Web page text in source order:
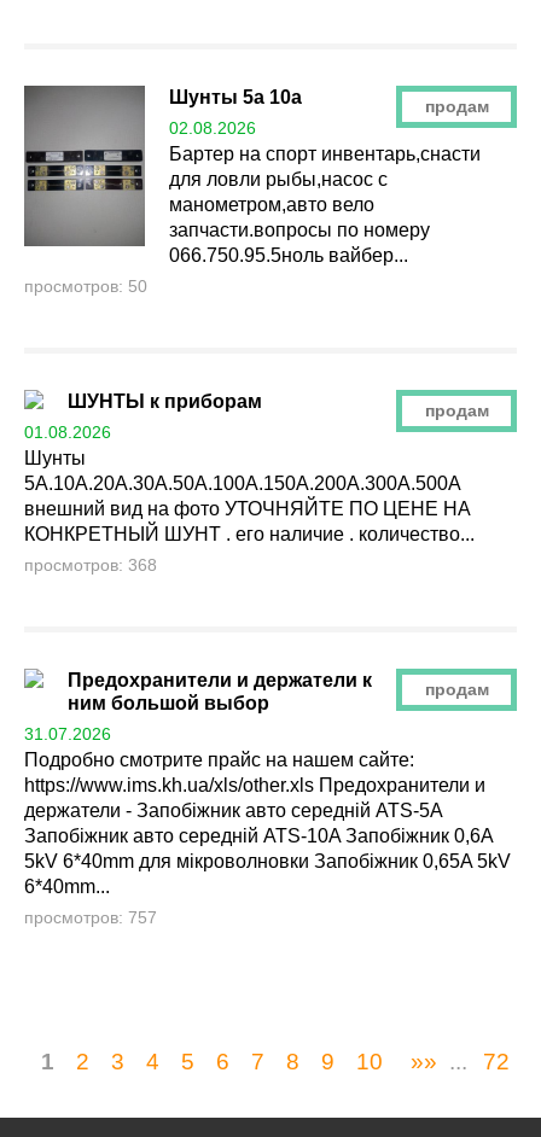
продам
Шунты 5a 10a
02.08.2026
Бартер на спорт инвентарь,снасти
для ловли рыбы,насос с
манометром,авто вело
запчасти.вопросы по номеру
066.750.95.5ноль вайбер...
просмотров: 50
продам
ШУНТЫ к приборам
01.08.2026
Шунты
5А.10А.20А.30А.50А.100А.150А.200А.300А.500А
внешний вид на фото УТОЧНЯЙТЕ ПО ЦЕНЕ НА
КОНКРЕТНЫЙ ШУНТ . его наличие . количество...
просмотров: 368
продам
Предохранители и держатели к
ним большой выбор
31.07.2026
Подробно смотрите прайс на нашем сайте:
https://www.ims.kh.ua/xls/other.xls Предохранители и
держатели - Запобіжник авто середній ATS-5A
Запобіжник авто середній ATS-10A Запобіжник 0,6A
5kV 6*40mm для мікроволновки Запобіжник 0,65A 5kV
6*40mm...
просмотров: 757
1 2 3 4 5 6 7 8 9 10 »» ... 72